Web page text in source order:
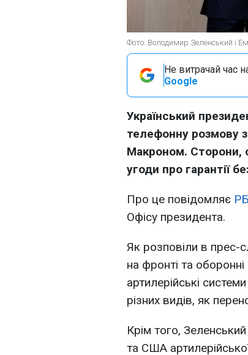
Фото: Володимир Зеленський і
Не витрачай час
Google
Український
телефонну розмову
Макроном. Сторони,
угоди про гарантії
Про це повідомляє
Офісу президента.
Як розповіли в прес-
на фронті та
артилерійські
різних видів, як
Крім того,
та США